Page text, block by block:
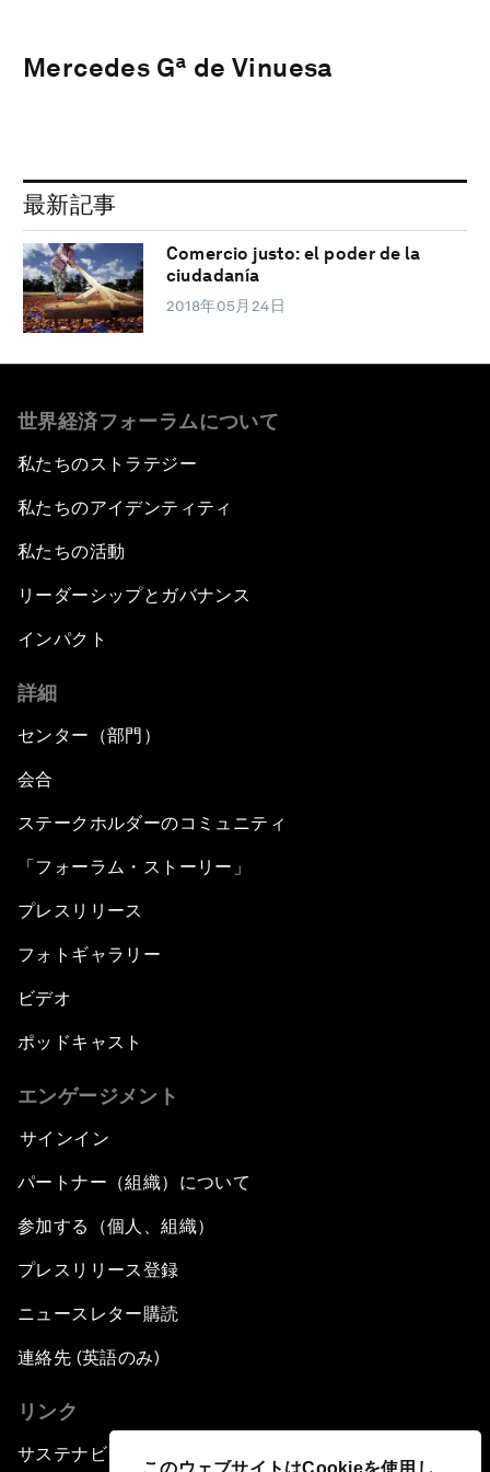
このウェブサイトはCookieを使用し
Mercedes Gª de Vinuesa
最新記事
Comercio justo: el poder de la
ciudadanía
2018年05月24日
世界経済フォーラムについて
私たちのストラテジー
私たちのアイデンティティ
私たちの活動
リーダーシップとガバナンス
インパクト
詳細
センター（部門）
会合
ステークホルダーのコミュニティ
「フォーラム・ストーリー」
プレスリリース
フォトギャラリー
ビデオ
ポッドキャスト
エンゲージメント
サインイン
パートナー（組織）について
参加する（個人、組織）
プレスリリース登録
ニュースレター購読
連絡先 (英語のみ)
リンク
サステナビリティへの取り組み